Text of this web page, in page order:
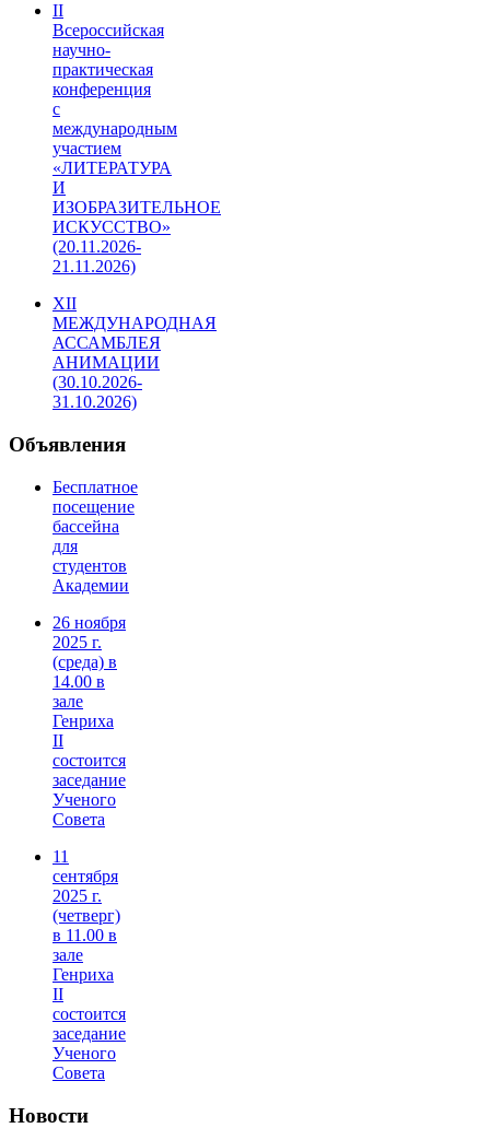
II
Всероссийская
научно-
практическая
конференция
с
международным
участием
«ЛИТЕРАТУРА
И
ИЗОБРАЗИТЕЛЬНОЕ
ИСКУССТВО»
(20.11.2026-
21.11.2026)
XII
МЕЖДУНАРОДНАЯ
АССАМБЛЕЯ
АНИМАЦИИ
(30.10.2026-
31.10.2026)
Объявления
Бесплатное
посещение
бассейна
для
студентов
Академии
26 ноября
2025 г.
(среда) в
14.00 в
зале
Генриха
II
состоится
заседание
Ученого
Совета
11
сентября
2025 г.
(четверг)
в 11.00 в
зале
Генриха
II
состоится
заседание
Ученого
Совета
Новости